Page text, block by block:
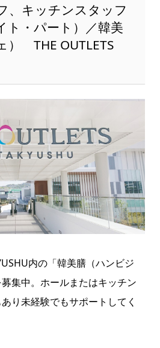
、キッチンスタッフ
ト・パート）／韓美
） THE OUTLETS
内の「韓美膳（ハンビジ
集中。ホールまたはキッチン
り未経験でもサポートしてく